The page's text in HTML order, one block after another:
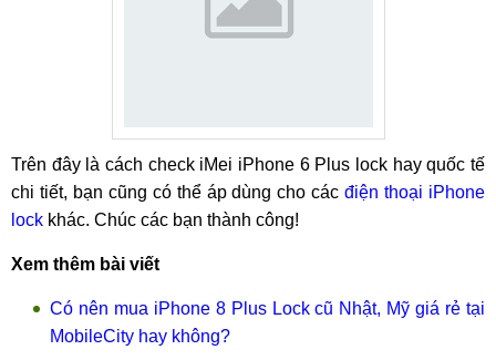
Trên đây là cách check iMei iPhone 6 Plus lock hay quốc tế
chi tiết, bạn cũng có thể áp dùng cho cácđiện thoại iPhone
lock khác. Chúc các bạn thành công!
Xem thêm bài viết
Có nên mua iPhone 8 Plus Lock cũ Nhật, Mỹ giá rẻ tại
MobileCity hay không?